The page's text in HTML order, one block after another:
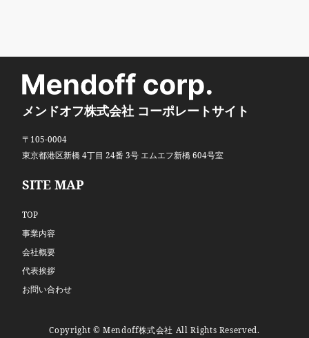
メンドオフ株式会社 コーポレートサイト
〒105-0004
東京都港区新橋 4丁目 24番 3号 エムエフ新橋 604号室
SITE MAP
TOP
事業内容
会社概要
代表挨拶
お問い合わせ
Copyright © Mendoff株式会社 All Rights Reserved.